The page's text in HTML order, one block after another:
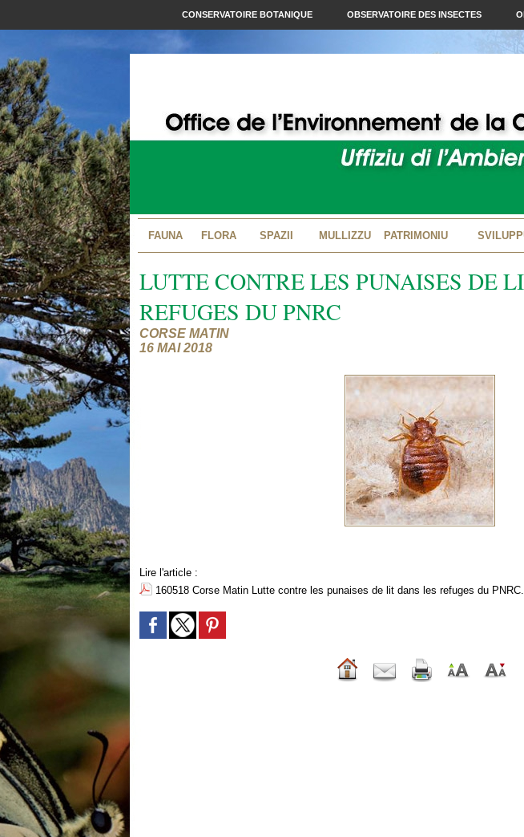
CONSERVATOIRE BOTANIQUE OBSERVATOIRE DES INSECTES
FAUNA FLORA SPAZII MULLIZZU PATRIMONIU
LUTTE CONTRE LES PUNAISES DE
REFUGES DU PNRC
CORSE MATIN
16 MAI 2018
Lire l'article :
160518 Corse Matin Lutte contre les punaises de lit dans les refuges du